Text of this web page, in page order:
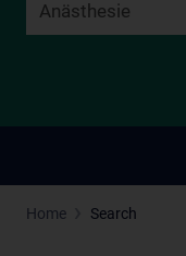
Home Search